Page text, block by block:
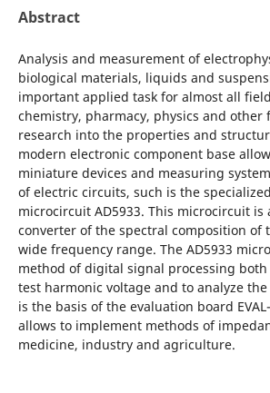
Abstract
Analysis and measurement of
biological materials, liquids and
important applied task for almost all
chemistry, pharmacy, physics and
research into the properties and
modern electronic component base
miniature devices and measuring
of electric circuits, such is the
microcircuit AD5933. This microcircuit is
converter of the spectral composition of
wide frequency range. The AD5933
method of digital signal processing
test harmonic voltage and to analyze
is the basis of the evaluation board
allows to implement methods of
medicine, industry and agriculture.